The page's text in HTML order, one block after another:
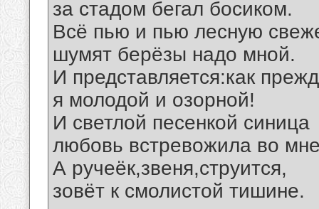
за стадом бегал босиком.
Всё пью и пью лесную
шумят берёзы надо мной.
И представляется:как
я молодой и озорной!
И светлой песенкой синица
любовь встревожила во
А ручеёк,звеня,струится,
зовёт к смолистой тишине.